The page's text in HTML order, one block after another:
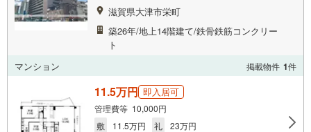
滋賀県大津市栄町
築26年/地上14階建て/鉄骨鉄筋コンクリー
ト
マンション
掲載物件 1件
11.5万円 即入居可
管理費等 10,000円
敷
11.5万円 礼 23万円